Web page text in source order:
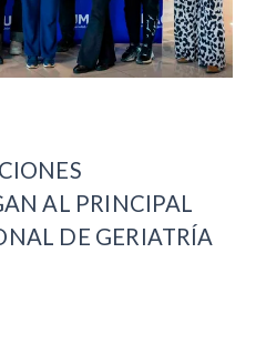
AL PRINCIPAL
DE GERIATRÍA